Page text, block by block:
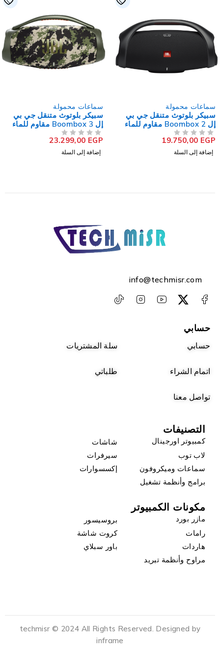
سماعات محمولة
سبيكر بلوتوث متنقل جي بي
إل Boombox 2 مقاوم للماء
19.750,00EGP
إضافة إلى السلة
سماعات محمولة
سبيكر بلوتوث متنقل جي بي
إل Boombox 3 مقاوم للماء
23.299,00EGP
إضافة إلى السلة
info@techmisr.com
حسابي
حسابي سلة المشتريات
اتمام الشراء طلباتي
تواصل معنا
التصنيفات
كمبيوتر اورجينال
شاشات
لاب توب
سيرفرات
سماعات وميكروفون
إكسسوارات
برامج وأنظمة تشغيل
مكونات الكمبيوتر
مازر بورد
بروسيسور
رامات
كروت شاشة
هاردات
باور سبلاي
مراوح وأنظمة تبريد
techmisr © 2024 All Rights Reserved. Designed by
inframe